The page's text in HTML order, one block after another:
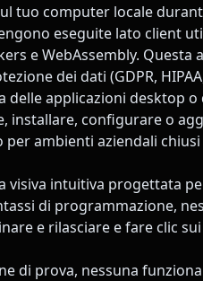
tuo computer locale
eseguite lato client
e WebAssembly. Questa
dei dati (GDPR,
delle applicazioni desktop
installare, configurare o
ambienti aziendali
visiva intuitiva progettata
di programmazione,
e rilasciare e fare clic
di prova, nessuna